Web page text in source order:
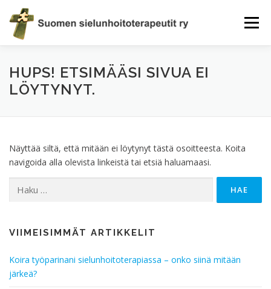
sisältöön
Valikko
AJANKOHTAISTA TERAPEUTTIHAKU YHDISTYS
KAUPPA YHTEYSTIEDOT
HUPS! ETSIMÄÄSI SIVUA EI
LÖYTYNYT.
Näyttää siltä, että mitään ei löytynyt tästä osoitteesta. Koita
navigoida alla olevista linkeistä tai etsiä haluamaasi.
Haku:
VIIMEISIMMÄT ARTIKKELIT
Koira työparinani sielunhoitoterapiassa – onko siinä mitään
järkeä?